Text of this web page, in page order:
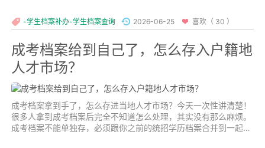
现档案留校两年后找不到了，先别慌，是有办法补救的。...
-学生档案补办-学生档案查询 2026-06-25 喜欢（ 30 ）
成考档案给到自己了，怎么存入户籍地
人才市场？
成考档案拿到手了，怎么存进当地人才市场？今天一次性讲清楚！
很多人拿到成考档案后完全不知道怎么处理，其实没有那么麻烦。
成考档案不能单独存，必须跟你之前的统招学历档案合并到一起存